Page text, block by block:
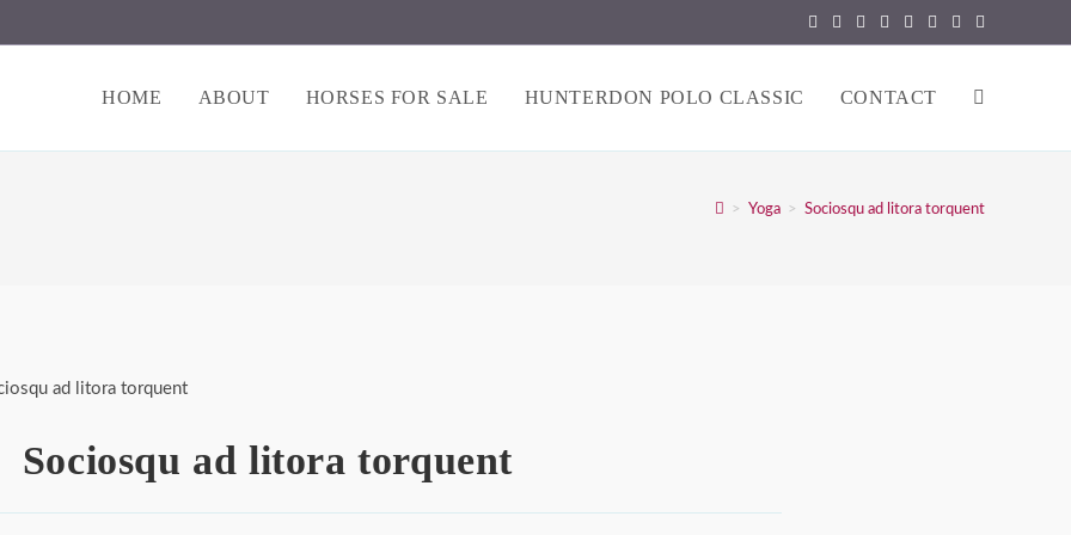
HOME ABOUT HORSES FOR SALE HUNTERDON POLO CLASSIC CONTACT
WEBSITE
> Yoga > Sociosqu ad litora torquent
Sociosqu ad litora torquent